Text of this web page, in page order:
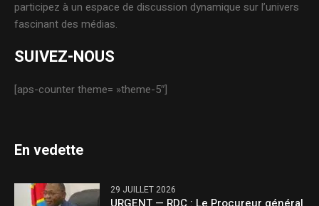
participez à un espace de discussion dynamique sur l’univers
fascinant des médias.
SUIVEZ-NOUS
[aps-counter theme= »theme-5″]
En vedette
29 JUILLET 2026